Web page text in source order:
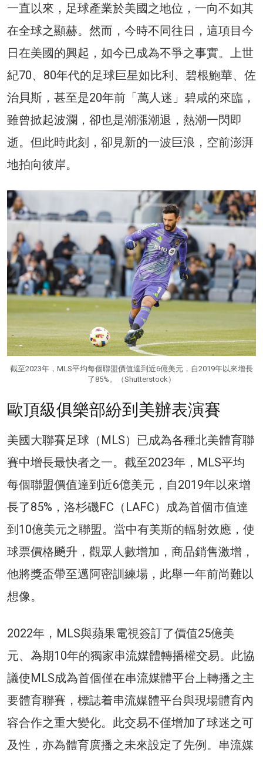
一直以來，足球產業於美國之地位，一向不如其
在全球之顯赫。然而，今時不同往日，這項目今
日在美國的興起，如今已成為不爭之事實。上世
紀70、80年代的足球巨星如比利、碧根鮑華、佐
治貝斯，甚至是20年前「萬人迷」碧咸的來臨，
雖曾掀起波瀾，卻也是潮漲潮退，熱潮一閃即
逝。但此時此刻，卻見新的一波巨浪，空前澎湃
地拍向彼岸。
截至2023年，MLS平均每個聯盟價值達到近6億美元，自2019年以來增長
了85%。（Shutterstock）
歐頂級俱樂部紛到美辦表演賽
美國大聯賽足球（MLS）已成為各種北美體育聯
賽中增長最快者之一。截至2023年，MLS平均
每個聯盟價值達到近6億美元，自2019年以來增
長了85%，洛杉磯FC（LAFC）成為首個市值達
到10億美元之聯盟。當中有美斯的輻射效應，使
球票價格飈升，觀眾人數增加，商品銷售激增，
他將獎盃帶至邁阿密訓練場，此舉一年前尚難以
想像。
2022年，MLS與蘋果電視簽訂了價值25億美
元、為期10年的獨家串流媒體轉播權交易。此協
議使MLS成為首個僅在串流媒體平台上轉播之主
要體育聯賽，標誌着串流媒體平台與現場體育內
容合作之重大變化。此交易不僅增加了球迷之可
及性，亦為體育廣播之未來設定了先例。串流媒